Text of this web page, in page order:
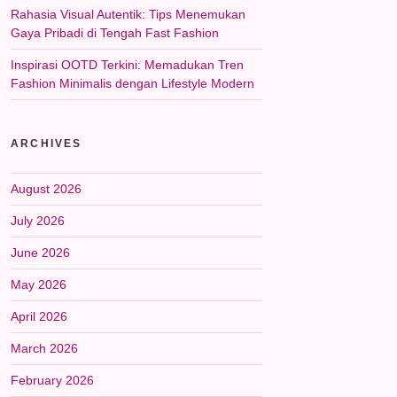
Rahasia Visual Autentik: Tips Menemukan
Gaya Pribadi di Tengah Fast Fashion
Inspirasi OOTD Terkini: Memadukan Tren
Fashion Minimalis dengan Lifestyle Modern
ARCHIVES
August 2026
July 2026
June 2026
May 2026
April 2026
March 2026
February 2026